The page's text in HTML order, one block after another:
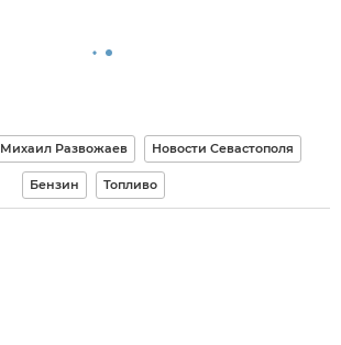
Михаил Развожаев Новости Севастополя
Бензин Топливо